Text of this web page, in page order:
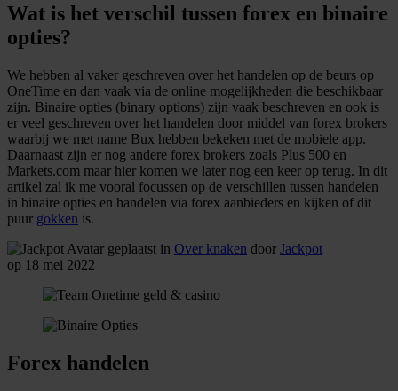
Wat is het verschil tussen forex en binaire
opties?
We hebben al vaker geschreven over het handelen op de beurs op
OneTime en dan vaak via de online mogelijkheden die beschikbaar
zijn. Binaire opties (binary options) zijn vaak beschreven en ook is
er veel geschreven over het handelen door middel van forex brokers
waarbij we met name Bux hebben bekeken met de mobiele app.
Daarnaast zijn er nog andere forex brokers zoals Plus 500 en
Markets.com maar hier komen we later nog een keer op terug. In dit
artikel zal ik me vooral focussen op de verschillen tussen handelen
in binaire opties en handelen via forex aanbieders en kijken of dit
puur gokken is.
geplaatst in Over knaken door Jackpot
op 18 mei 2022
Forex handelen